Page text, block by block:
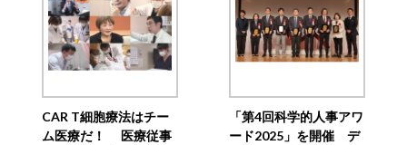
CAR T細胞療法はチー
ム医療だ！ 医療従事
「第4回科学的人事アワ
ード2025」を開催 デ